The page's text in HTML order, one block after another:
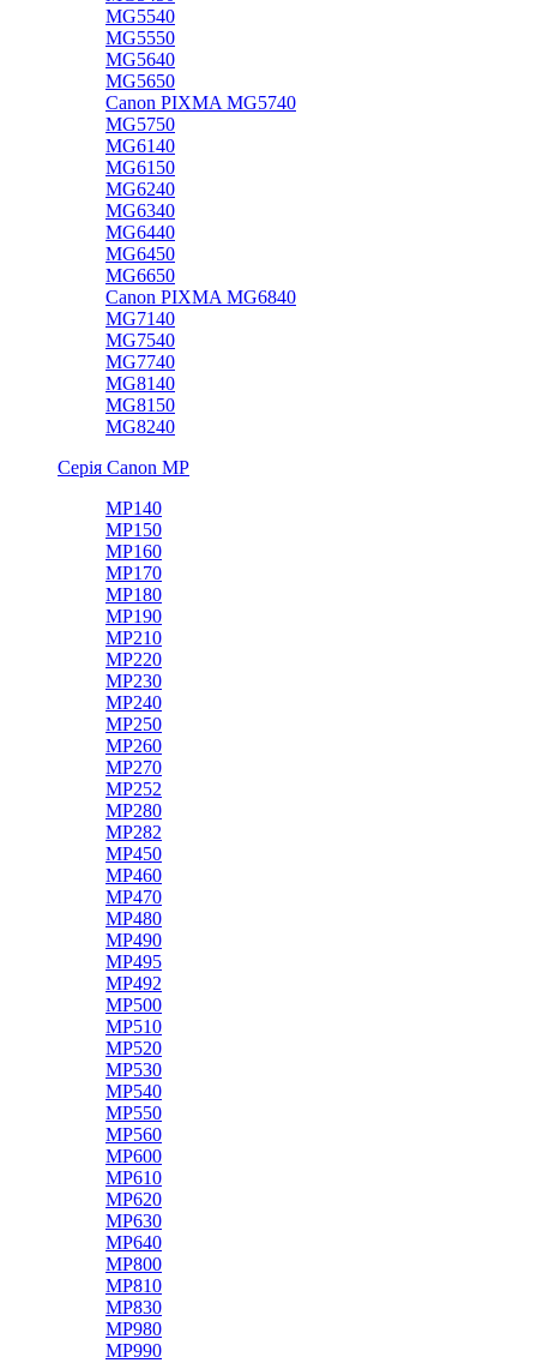
MG5540
MG5550
MG5640
MG5650
Canon PIXMA MG5740
MG5750
MG6140
MG6150
MG6240
MG6340
MG6440
MG6450
MG6650
Canon PIXMA MG6840
MG7140
MG7540
MG7740
MG8140
MG8150
MG8240
Серія Canon MP
MP140
MP150
MP160
MP170
MP180
MP190
MP210
MP220
MP230
MP240
MP250
MP260
MP270
MP252
MP280
MP282
MP450
MP460
MP470
MP480
MP490
MP495
MP492
MP500
MP510
MP520
MP530
MP540
MP550
MP560
MP600
MP610
MP620
MP630
MP640
MP800
MP810
MP830
MP980
MP990